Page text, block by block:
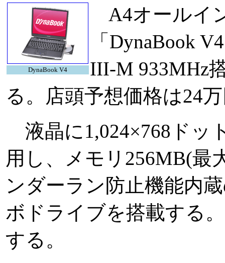
DynaBook V4
A4オールイ
「DynaBook
III-M 933MHz
る。店頭予想価格は24
液晶に1,024×768ドッ
用し、メモリ256MB(最
ンダーラン防止機能内
ボドライブを搭載する
する。